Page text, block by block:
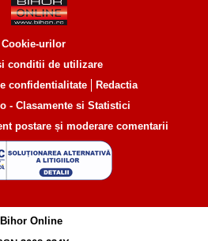
urilor
conditii de utilizare
confidentialitate
Redactia
postare și moderare comentarii
Bihor Online